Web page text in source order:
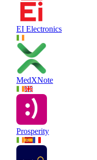
EI Electronics
MedXNote
Prosperity